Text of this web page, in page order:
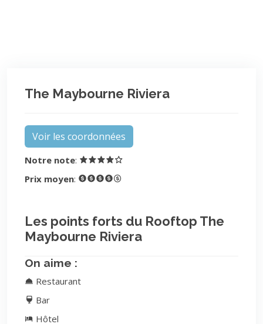
The Maybourne Riviera
Voir les coordonnées
Notre note:
Prix moyen:
Les points forts du Rooftop The
Maybourne Riviera
On aime :
Restaurant
Bar
Hôtel